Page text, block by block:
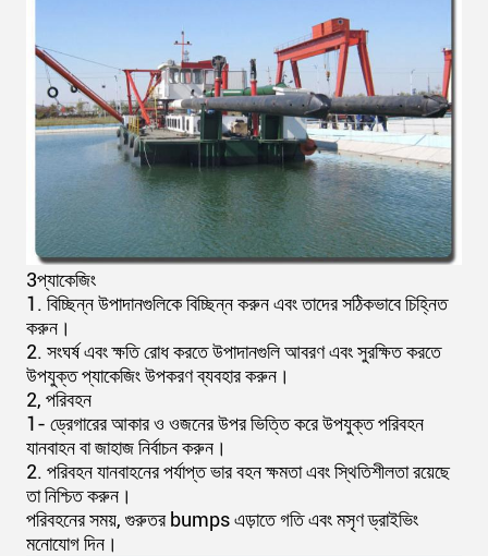
3প্যাকেজিং
1. বিচ্ছিন্ন উপাদানগুলিকে বিচ্ছিন্ন করুন এবং তাদের সঠিকভাবে চিহ্নিত
করুন।
2. সংঘর্ষ এবং ক্ষতি রোধ করতে উপাদানগুলি আবরণ এবং সুরক্ষিত করতে
উপযুক্ত প্যাকেজিং উপকরণ ব্যবহার করুন।
2, পরিবহন
1- ড্রেগারের আকার ও ওজনের উপর ভিত্তি করে উপযুক্ত পরিবহন
যানবাহন বা জাহাজ নির্বাচন করুন।
2. পরিবহন যানবাহনের পর্যাপ্ত ভার বহন ক্ষমতা এবং স্থিতিশীলতা রয়েছে
তা নিশ্চিত করুন।
পরিবহনের সময়, গুরুতর bumps এড়াতে গতি এবং মসৃণ ড্রাইভিং
মনোযোগ দিন।